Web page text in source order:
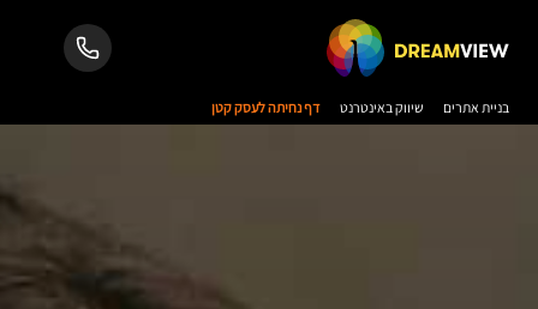
בניית אתרים שיווק באינטרנט דף נחיתה לעסק קטן